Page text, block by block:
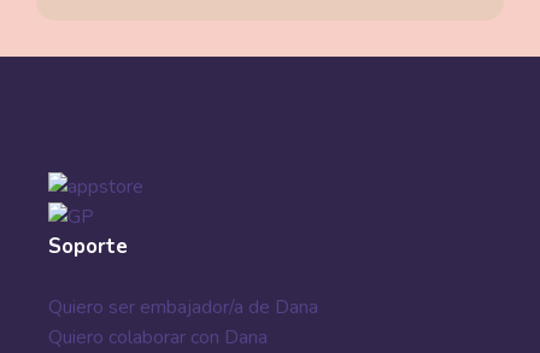
Soporte
Quiero ser embajador/a de Dana
Quiero colaborar con Dana